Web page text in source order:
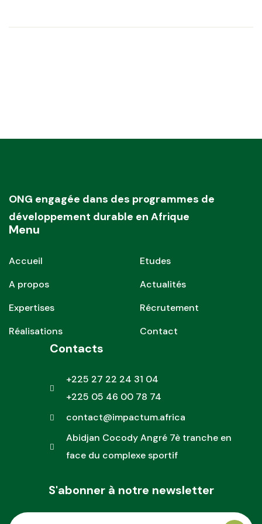
ONG engagée dans des programmes de
développement durable en Afrique
Menu
Accueil
A propos
Expertises
Réalisations
Etudes
Actualités
Récrutement
Contact
Contacts
+225 27 22 24 31 04
+225 05 46 00 78 74
contact@impactum.africa
Abidjan Cocody Angré 7è tranche en
face du complexe sportif
S'abonner à notre newsletter